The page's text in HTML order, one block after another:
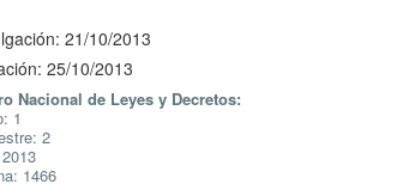
21/10/2013
25/10/2013
Nacional de Leyes y Decretos:
1
2
1466